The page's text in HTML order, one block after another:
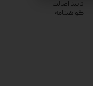
تایید اصالت
گواهینامه